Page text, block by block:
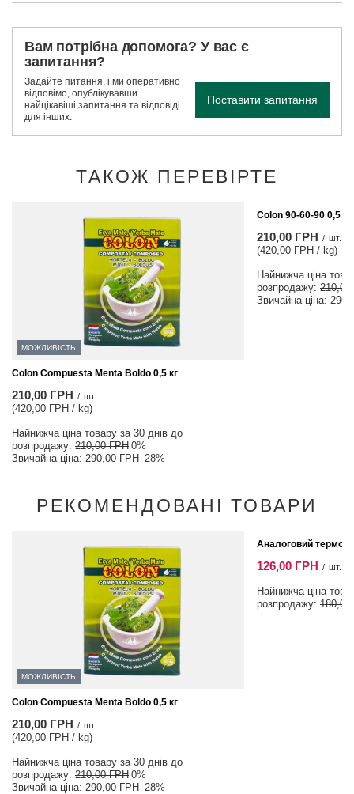
Вам потрібна допомога? У вас є
запитання?
Задайте питання, і ми оперативно
відповімо, опублікувавши
найцікавіші запитання та відповіді
для інших.
Поставити запитання
ТАКОЖ ПЕРЕВІРТЕ
МОЖЛИВІСТЬ
Colon Compuesta Menta Boldo 0,5 кг
210,00 ГРН / шт.
(420,00 ГРН / kg)
Найнижча ціна товару за 30 днів до
розпродажу: 210,00 ГРН 0%
Звичайна ціна: 290,00 ГРН -28%
Colon 90-60-90 0,5 кг
210,00 ГРН / шт.
(420,00 ГРН / kg)
Найнижча ціна
розпродажу:
Звичайна ціна:
РЕКОМЕНДОВАНІ ТОВАРИ
МОЖЛИВІСТЬ
Colon Compuesta Menta Boldo 0,5 кг
210,00 ГРН / шт.
(420,00 ГРН / kg)
Найнижча ціна товару за 30 днів до
розпродажу: 210,00 ГРН 0%
Звичайна ціна: 290,00 ГРН -28%
Аналоговий
126,00 ГРН / шт.
Найнижча ціна
розпродажу: